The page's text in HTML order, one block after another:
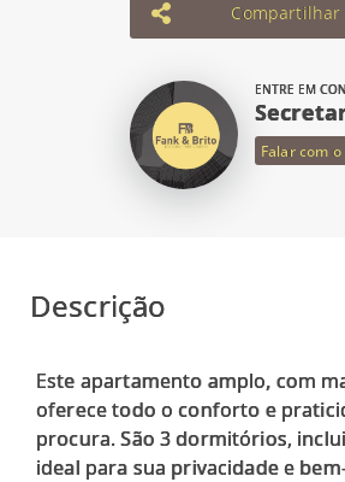
Compartilhar
ENTRE EM
Falar com
Descrição
Este apartamento amplo, com
oferece todo o conforto e
procura. São 3 dormitórios,
ideal para sua privacidade e